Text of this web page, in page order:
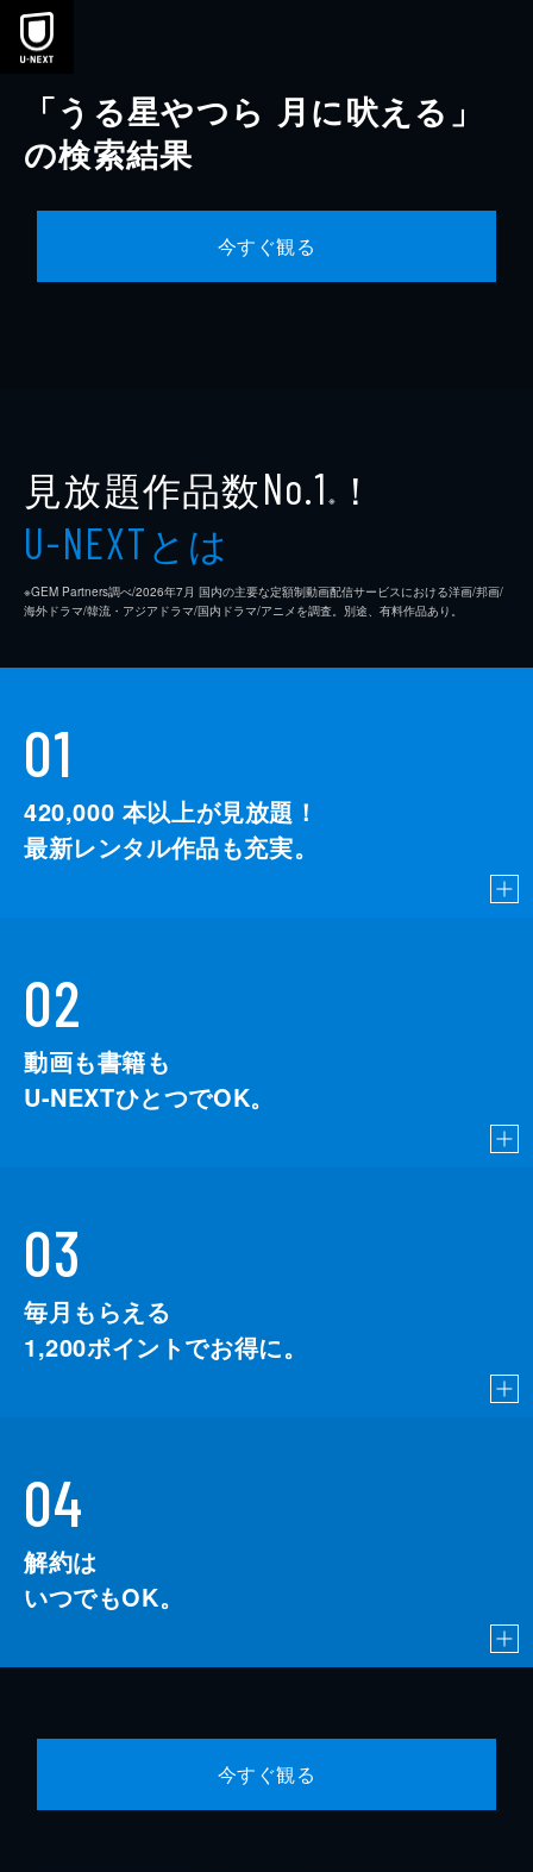
本文へスキップ
「うる星やつら 月に吠える」
の検索結果
今すぐ観る
見放題作品数No.1 ※ ！
U-NEXTとは
※GEM Partners調べ/2026年7⽉ 国内の主要な定額制動画配信サービスにおける洋画/邦画/
海外ドラマ/韓流・アジアドラマ/国内ドラマ/アニメを調査。別途、有料作品あり。
01
420,000 本以上が見放題！
最新レンタル作品も充実。
02
動画も書籍も
U-NEXTひとつでOK。
03
毎月もらえる
1,200ポイントでお得に。
04
解約は
いつでもOK。
今すぐ観る